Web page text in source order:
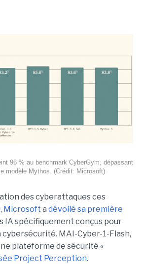
96 % au benchmark CyberGym, dépassant
modèle Mythos. (Crédit: Microsoft)
des cyberattaques ces
Microsoft a dévoilé sa première
IA spécifiquement conçus pour
cybersécurité. MAI-Cyber-1-Flash,
plateforme de sécurité «
Project Perception.